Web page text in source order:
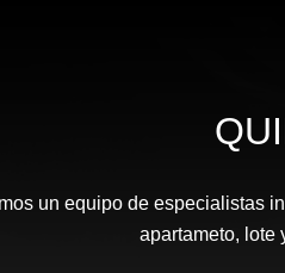
un equipo de especialistas
apartameto, lote